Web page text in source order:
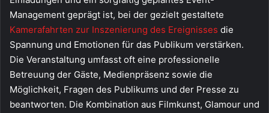
Management geprägt ist, bei der gezielt gestaltete
Kamerafahrten zur Inszenierung des Ereignisses die
Spannung und Emotionen für das Publikum verstärken.
Die Veranstaltung umfasst oft eine professionelle
Betreuung der Gäste, Medienpräsenz sowie die
Möglichkeit, Fragen des Publikums und der Presse zu
beantworten. Die Kombination aus Filmkunst, Glamour und